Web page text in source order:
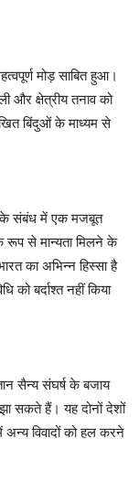
मोड़ साबित हुआ।
और क्षेत्रीय तनाव को
बिंदुओं के माध्यम से
के संबंध में एक मजबूत
रूप से मान्यता मिलने के
का अभिन्न हिस्सा है
को बर्दाश्त नहीं किया
सैन्य संघर्ष के बजाय
सकते हैं। यह दोनों देशों
विवादों को हल करने